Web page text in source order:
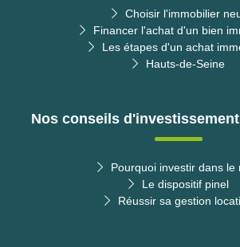
Choisir l'immobilier
Financer l'achat d'un bien
Les étapes d'un achat
Hauts-de-Seine
Nos conseils
Pourquoi investir dans le
Le dispositif pinel
Réussir sa gestion